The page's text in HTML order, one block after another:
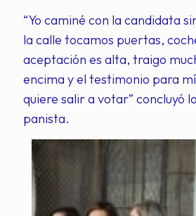
“Yo caminé con la candidata
la calle tocamos puertas,
aceptación es alta, traigo
encima y el testimonio para
quiere salir a votar” concluyó
panista.